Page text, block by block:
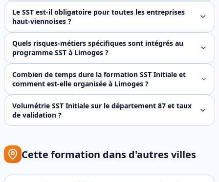
Le SST est une formation spécifique au monde du travail
Le SST est-il obligatoire pour toutes les entreprises
haut-viennoises ?
L'article **R4224-15 du Code du travail** impose à tout
Quels risques-métiers spécifiques sont intégrés au
programme SST à Limoges ?
Sandrine adapte systématiquement les **8 cas
Combien de temps dure la formation SST Initiale et
comment est-elle organisée à Limoges ?
**14 heures pédagogiques réparties sur 2 jours**,
Volumétrie SST Initiale sur le département 87 et taux
de validation ?
Cette formation dans d'autres villes